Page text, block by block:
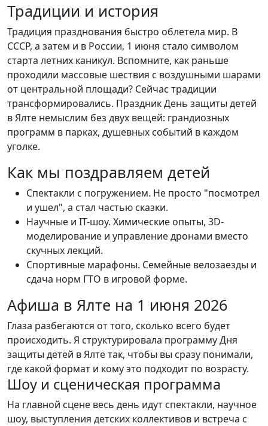
Традиции и история
Традиция празднования быстро облетела мир. В
СССР, а затем и в России, 1 июня стало символом
старта летних каникул. Вспомните, как раньше
проходили массовые шествия с воздушными шарами
от центральной площади? Сейчас традиции
трансформировались. Праздник День защиты детей
в Ялте немыслим без двух вещей: грандиозных
программ в парках, душевных событий в каждом
уголке.
Как мы поздравляем детей
Спектакли с погружением. Не просто "посмотрел
и ушел", а стал частью сказки.
Научные и IT-шоу. Химические опыты, 3D-
моделирование и управление дронами вместо
скучных лекций.
Спортивные марафоны. Семейные велозаезды и
сдача норм ГТО в игровой форме.
Афиша в Ялте на 1 июня 2026
Глаза разбегаются от того, сколько всего будет
происходить. Я структурировала программу Дня
защиты детей в Ялте так, чтобы вы сразу понимали,
где какой формат и кому это подходит по возрасту.
Шоу и сценическая программа
На главной сцене весь день идут спектакли, научное
шоу, выступления детских коллективов и встреча с